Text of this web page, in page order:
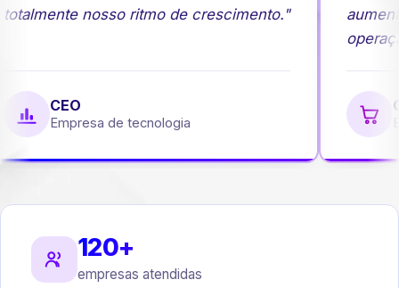
nosso ritmo de crescimento."
CEO
Empresa de tecnologia
120+
empresas atendidas